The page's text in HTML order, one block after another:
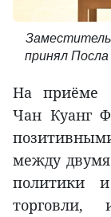
принял
На приёме
Чан Куанг
между
политики
торговли,